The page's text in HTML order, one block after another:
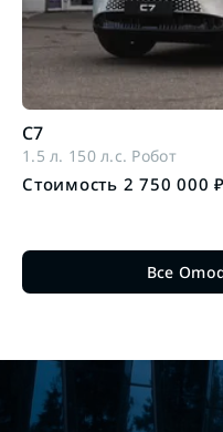
C7
1.5 л. 150 л.с. Робот
Стоимость 2 750 000 ₽
Все